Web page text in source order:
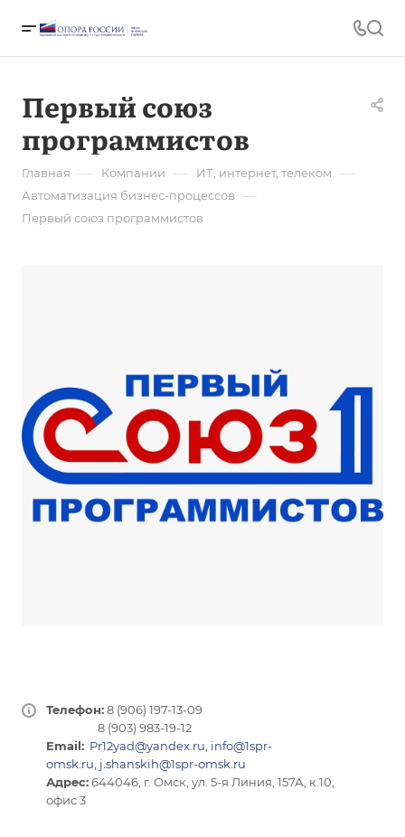
Первый союз
программистов
Главная — Компании — ИТ, интернет, телеком —
Автоматизация бизнес-процессов —
Первый союз программистов
Телефон:8 (906) 197-13-09
8 (903) 983-19-12
Email: Pr12yad@yandex.ru info@1spr-
omsk.ru j.shanskih@1spr-omsk.ru
Адрес:644046, г. Омск, ул. 5-я Линия, 157А, к.10,
офис 3